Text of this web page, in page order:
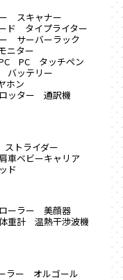
スキャナー
ド
タイプライター
サーバーラック
ニター
PC
タッチペン
バッテリー
ホン
ッター
通訳機
ストライダー
車ベビーキャリア
ド
ーラー
美顔器
重計
温熱干渉波機
ラー
オルゴール